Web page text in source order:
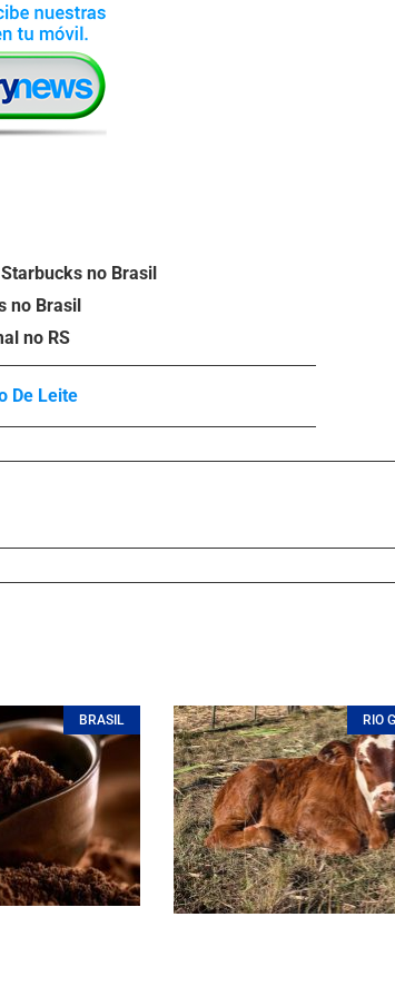
no Brasil
no Brasil
no RS
De Leite
BRASIL RIO